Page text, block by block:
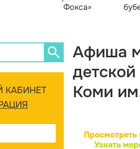
Фокса»
КАБИНЕТ
Афиша
Коми
Просмотреть
Узнать